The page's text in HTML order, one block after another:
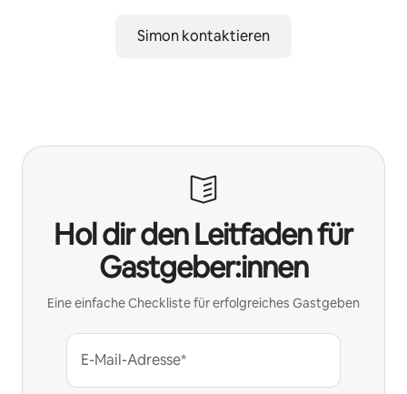
Simon kontaktieren
Hol dir den Leitfaden für
Gastgeber:innen
Eine einfache Checkliste für erfolgreiches Gastgeben
E-Mail-Adresse*